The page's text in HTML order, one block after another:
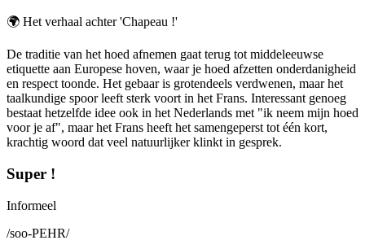
🌍 Het verhaal achter 'Chapeau !'
De traditie van het hoed afnemen gaat terug tot middeleeuwse
etiquette aan Europese hoven, waar je hoed afzetten onderdanigheid
en respect toonde. Het gebaar is grotendeels verdwenen, maar het
taalkundige spoor leeft sterk voort in het Frans. Interessant genoeg
bestaat hetzelfde idee ook in het Nederlands met "ik neem mijn hoed
voor je af", maar het Frans heeft het samengeperst tot één kort,
krachtig woord dat veel natuurlijker klinkt in gesprek.
Super !
Informeel
/soo-PEHR/